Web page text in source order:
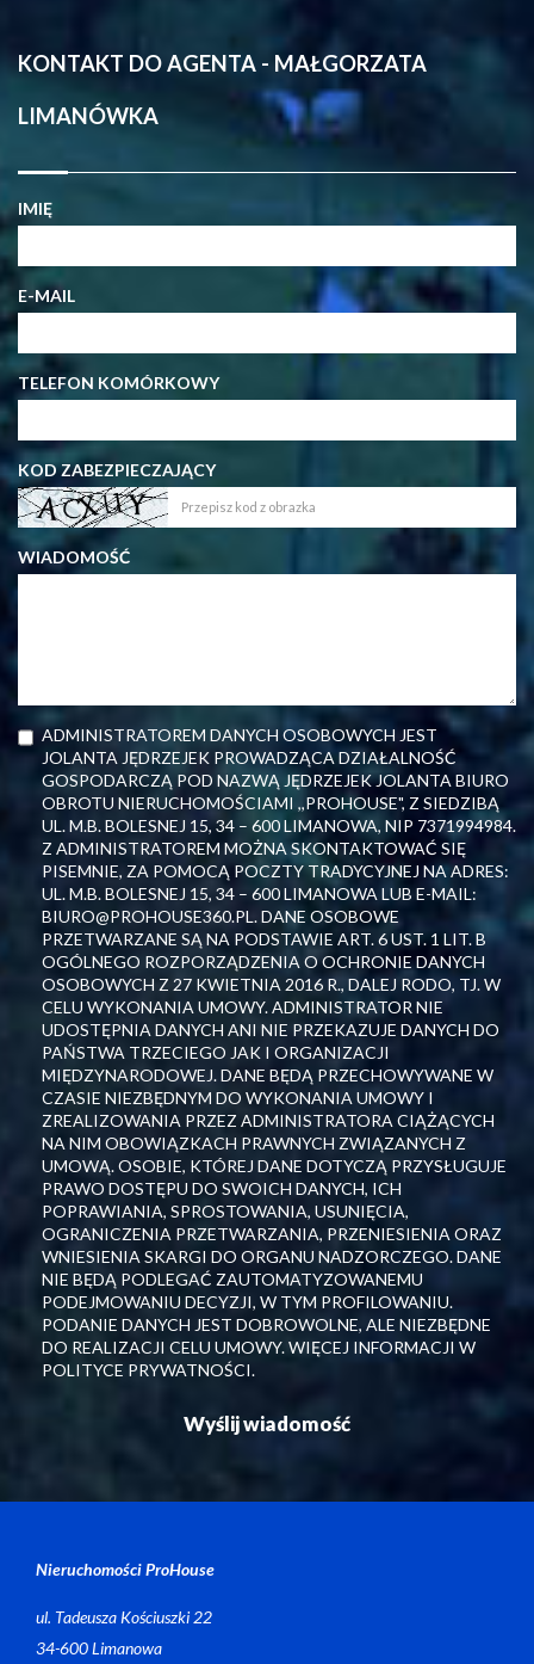
KONTAKT DO AGENTA - MAŁGORZATA
LIMANÓWKA
IMIĘ
E-MAIL
TELEFON KOMÓRKOWY
KOD ZABEZPIECZAJĄCY
WIADOMOŚĆ
ADMINISTRATOREM DANYCH OSOBOWYCH JEST
JOLANTA JĘDRZEJEK PROWADZĄCA DZIAŁALNOŚĆ
GOSPODARCZĄ POD NAZWĄ JĘDRZEJEK JOLANTA BIURO
OBROTU NIERUCHOMOŚCIAMI ,,PROHOUSE", Z SIEDZIBĄ
UL. M.B. BOLESNEJ 15, 34 – 600 LIMANOWA, NIP 7371994984.
Z ADMINISTRATOREM MOŻNA SKONTAKTOWAĆ SIĘ
PISEMNIE, ZA POMOCĄ POCZTY TRADYCYJNEJ NA ADRES:
UL. M.B. BOLESNEJ 15, 34 – 600 LIMANOWA LUB E-MAIL:
BIURO@PROHOUSE360.PL. DANE OSOBOWE
PRZETWARZANE SĄ NA PODSTAWIE ART. 6 UST. 1 LIT. B
OGÓLNEGO ROZPORZĄDZENIA O OCHRONIE DANYCH
OSOBOWYCH Z 27 KWIETNIA 2016 R., DALEJ RODO, TJ. W
CELU WYKONANIA UMOWY. ADMINISTRATOR NIE
UDOSTĘPNIA DANYCH ANI NIE PRZEKAZUJE DANYCH DO
PAŃSTWA TRZECIEGO JAK I ORGANIZACJI
MIĘDZYNARODOWEJ. DANE BĘDĄ PRZECHOWYWANE W
CZASIE NIEZBĘDNYM DO WYKONANIA UMOWY I
ZREALIZOWANIA PRZEZ ADMINISTRATORA CIĄŻĄCYCH
NA NIM OBOWIĄZKACH PRAWNYCH ZWIĄZANYCH Z
UMOWĄ. OSOBIE, KTÓREJ DANE DOTYCZĄ PRZYSŁUGUJE
PRAWO DOSTĘPU DO SWOICH DANYCH, ICH
POPRAWIANIA, SPROSTOWANIA, USUNIĘCIA,
OGRANICZENIA PRZETWARZANIA, PRZENIESIENIA ORAZ
WNIESIENIA SKARGI DO ORGANU NADZORCZEGO. DANE
NIE BĘDĄ PODLEGAĆ ZAUTOMATYZOWANEMU
PODEJMOWANIU DECYZJI, W TYM PROFILOWANIU.
PODANIE DANYCH JEST DOBROWOLNE, ALE NIEZBĘDNE
DO REALIZACJI CELU UMOWY. WIĘCEJ INFORMACJI W
POLITYCE PRYWATNOŚCI.
Nieruchomości ProHouse
ul. Tadeusza Kościuszki 22
34-600 Limanowa